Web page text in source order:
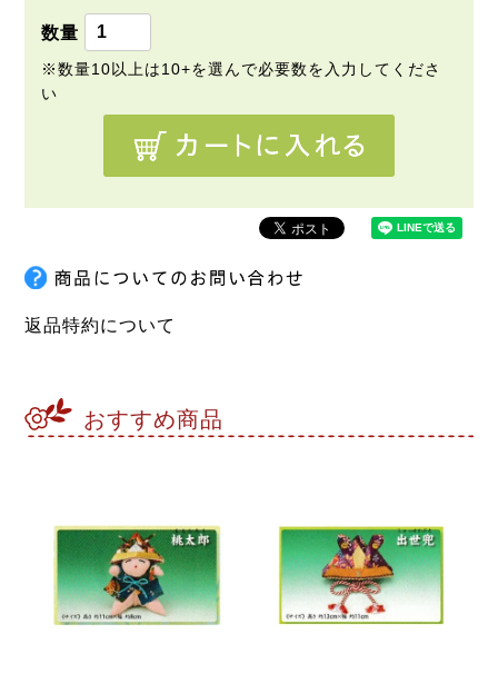
返品特約について
おすすめ商品